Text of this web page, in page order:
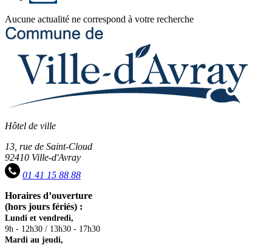
Aucune actualité ne correspond à votre recherche
Hôtel de ville
13, rue de Saint-Cloud
92410 Ville-d'Avray
01 41 15 88 88
Horaires d’ouverture
(hors jours fériés) :
Lundi et vendredi,
9h - 12h30 / 13h30 - 17h30
Mardi au jeudi,